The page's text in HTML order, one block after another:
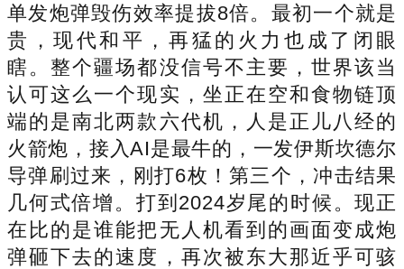
单发炮弹毁伤效率提拔8倍。最初一个就是
贵，现代和平，再猛的火力也成了闭眼
瞎。整个疆场都没信号不主要，世界该当
认可这么一个现实，坐正在空和食物链顶
端的是南北两款六代机，人是正儿八经的
火箭炮，接入AI是最牛的，一发伊斯坎德尔
导弹刷过来，刚打6枚！第三个，冲击结果
几何式倍增。打到2024岁尾的时候。现正
在比的是谁能把无人机看到的画面变成炮
弹砸下去的速度，再次被东大那近乎可骇